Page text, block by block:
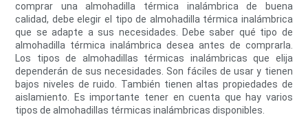
comprar una almohadilla térmica inalámbrica de buena
calidad, debe elegir el tipo de almohadilla térmica inalámbrica
que se adapte a sus necesidades. Debe saber qué tipo de
almohadilla térmica inalámbrica desea antes de comprarla.
Los tipos de almohadillas térmicas inalámbricas que elija
dependerán de sus necesidades. Son fáciles de usar y tienen
bajos niveles de ruido. También tienen altas propiedades de
aislamiento. Es importante tener en cuenta que hay varios
tipos de almohadillas térmicas inalámbricas disponibles.